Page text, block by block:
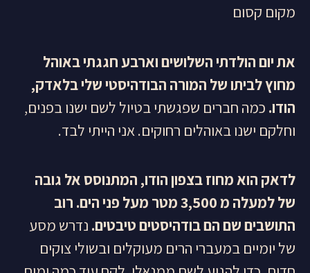
מקום קסום
את יום הולדתי השלושים וארבע חגגתי באוהל
מחוץ לביתו של המורה הבודהיסטי שלי בלאדק,
הודו. כמה חברים שפגשתי בטיול לשם ישנו בפנים,
וחלקם ישנו באוהלים רחוקים. אני הייתי לבד.
לדאק הוא מחוז בצפון הודו, המתנוסס אל גובה
של למעלה מ 3,500 מטר מעל פני הים. רוב
התושבים שם הם בודהיסטים טיבטים. נדרש מסע
של יומיים במעברי הרים מעוקלים ובשולי צוקים